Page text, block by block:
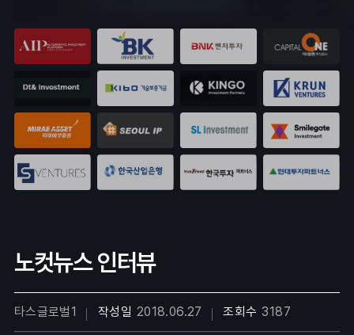
노컷뉴스 인터뷰
타스글로벌1 작성일 2018.06.27 조회수 3187